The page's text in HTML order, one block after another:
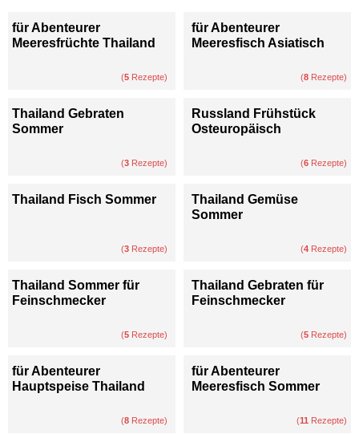
für Abenteurer
Meeresfrüchte Thailand
(5 Rezepte)
für Abenteurer
Meeresfisch Asiatisch
(8 Rezepte)
Thailand Gebraten
Sommer
(3 Rezepte)
Russland Frühstück
Osteuropäisch
(6 Rezepte)
Thailand Fisch Sommer
(3 Rezepte)
Thailand Gemüse
Sommer
(4 Rezepte)
Thailand Sommer für
Feinschmecker
(5 Rezepte)
Thailand Gebraten für
Feinschmecker
(5 Rezepte)
für Abenteurer
Hauptspeise Thailand
(8 Rezepte)
für Abenteurer
Meeresfisch Sommer
(11 Rezepte)